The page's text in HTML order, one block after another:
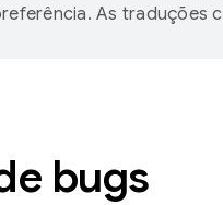
As traduções
bugs